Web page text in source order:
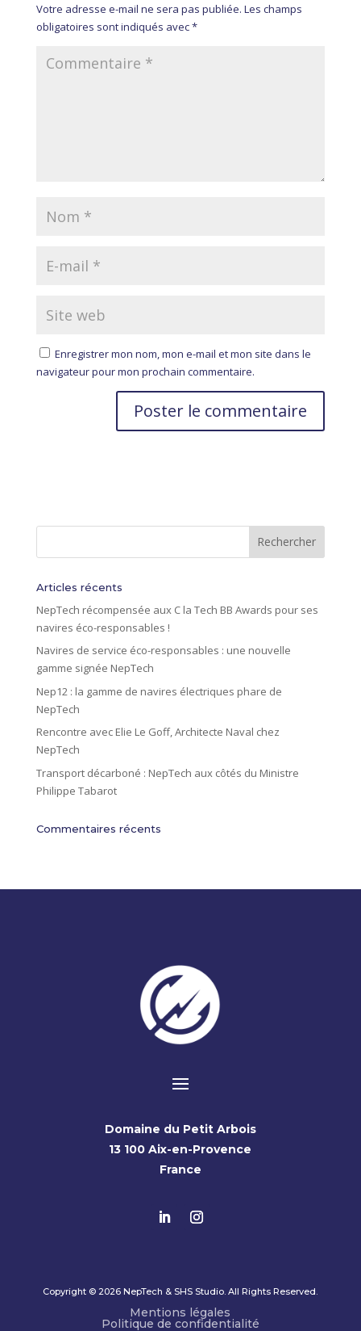
Votre adresse e-mail ne sera pas publiée. Les champs
obligatoires sont indiqués avec*
Enregistrer mon nom, mon e-mail et mon site dans le
navigateur pour mon prochain commentaire.
n
e
:
Articles récents
NepTech récompensée aux C la Tech BB Awards pour ses
navires éco-responsables !
Navires de service éco-responsables : une nouvelle
gamme signée NepTech
Nep12 : la gamme de navires électriques phare de
NepTech
Rencontre avec Elie Le Goff, Architecte Naval chez
NepTech
Transport décarboné : NepTech aux côtés du Ministre
Philippe Tabarot
Commentaires récents
Domaine du Petit Arbois
13 100 Aix-en-Provence
France
Copyright © 2026 NepTech & SHS Studio. All Rights Reserved.
Mentions légales
Politique de confidentialité